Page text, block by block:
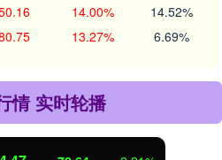
14.00% 14.52%
13.27% 6.69%
情 实时轮播